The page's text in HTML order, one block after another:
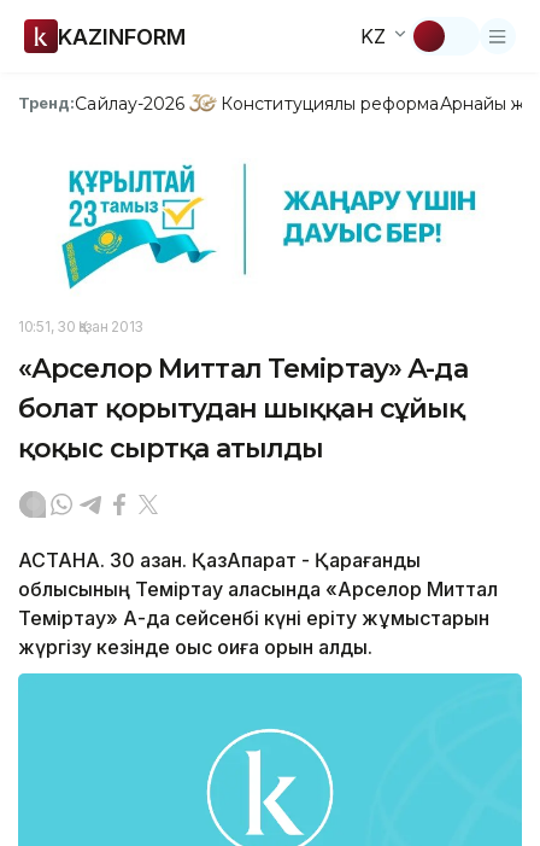
KAZINFORM KZ
Тренд:Сайлау-2026 Конституциялық реформаАрнайы
10:51, 30 Қазан 2013
«Арселор Миттал Теміртау» АҚ-да
болат қорытудан шыққан сұйық
қоқыс сыртқа атылды
АСТАНА. 30 қазан. ҚазАқпарат - Қарағанды
облысының Теміртау қаласында «Арселор Миттал
Теміртау» Ақ-да сейсенбі күні еріту жұмыстарын
жүргізу кезінде оқыс оқиға орын алды.